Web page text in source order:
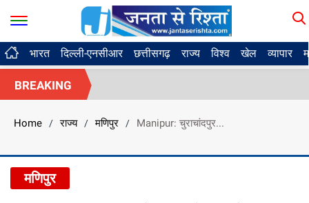
भारत दिल्ली-एनसीआर छत्तीसगढ़ राज्य विश्व खेल व्यापार
BREAKING
Home / राज्य / मणिपुर / Manipur: चुराचांदपुर...
मणिपुर